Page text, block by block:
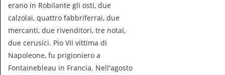
erano in Robilante gli osti, due
calzolai, quattro fabbriferrai, due
mercanti, due rivenditori, tre notai,
due cerusici. Pio VII vittima di
Napoleone, fu prigioniero a
Fontainebleau in Francia. Nell'agosto